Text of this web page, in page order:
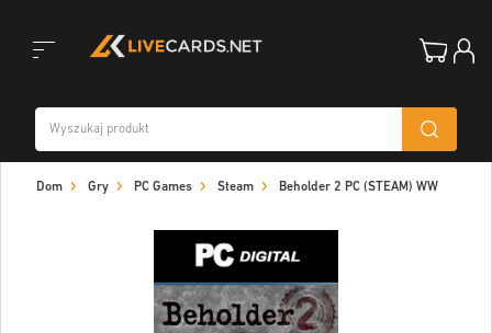
Dom Gry PC Games Steam Beholder 2 PC (STEAM) WW